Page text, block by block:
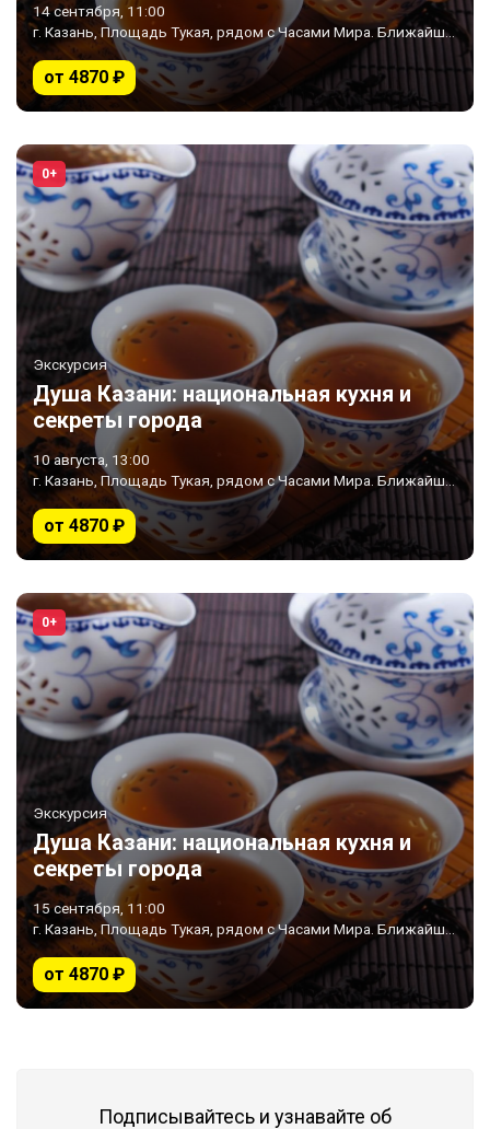
14 сентября, 11:00
г. Казань, Площадь Тукая, рядом с Часами Мира. Ближайшее метро «Площадь Тукая»
от 4870 ₽
0+
Экскурсия
Душа Казани: национальная кухня и
секреты города
10 августа, 13:00
г. Казань, Площадь Тукая, рядом с Часами Мира. Ближайшее метро «Площадь Тукая»
от 4870 ₽
0+
Экскурсия
Душа Казани: национальная кухня и
секреты города
15 сентября, 11:00
г. Казань, Площадь Тукая, рядом с Часами Мира. Ближайшее метро «Площадь Тукая»
от 4870 ₽
Подписывайтесь и узнавайте об